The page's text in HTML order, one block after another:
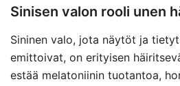
Sinisen valon rooli unen
Sininen valo, jota näytöt ja
emittoivat, on erityisen
estää melatoniinin tuotantoa,